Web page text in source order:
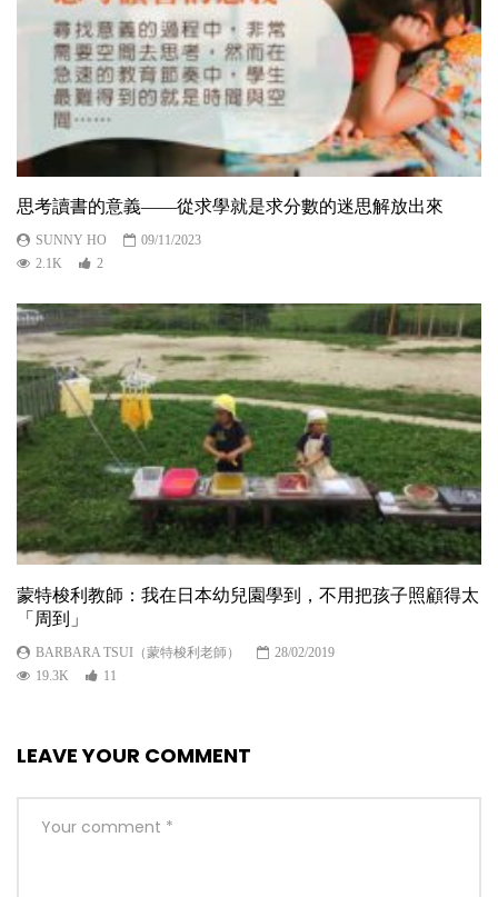
思考讀書的意義——從求學就是求分數的迷思解放出來
SUNNY HO
09/11/2023
2.1K
2
蒙特梭利教師：我在日本幼兒園學到，不用把孩子照顧得太
「周到」
BARBARA TSUI（蒙特梭利老師）
28/02/2019
19.3K
11
LEAVE YOUR COMMENT